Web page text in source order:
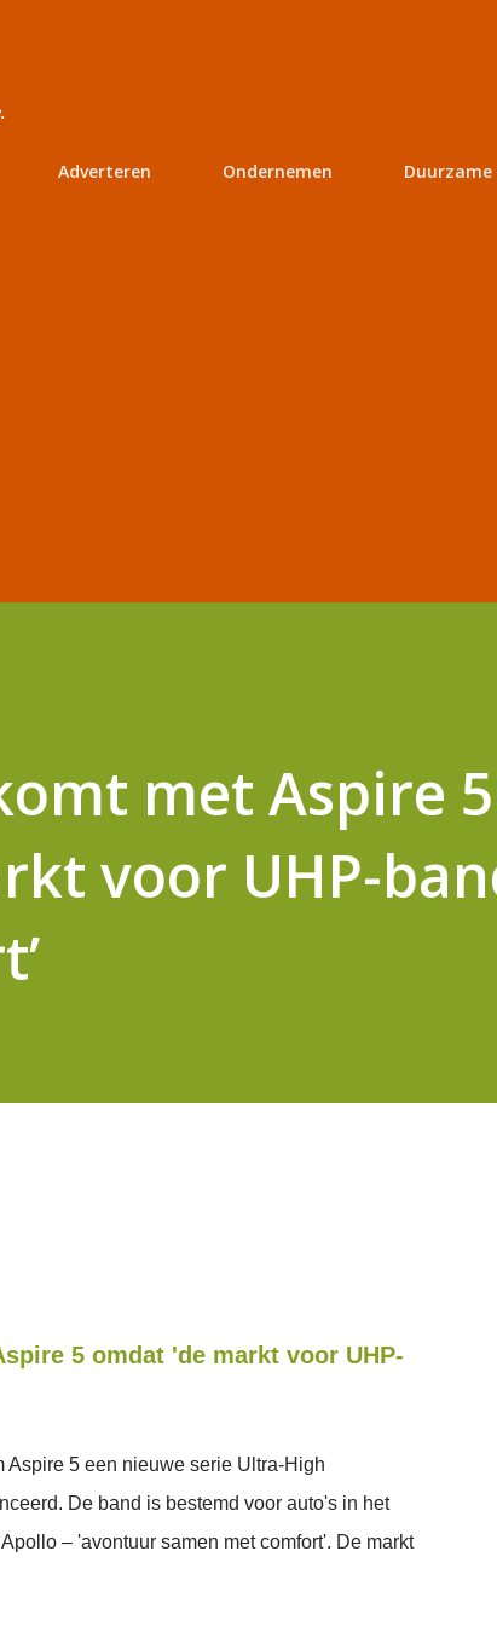
Adverteren Ondernemen Duurzame
met Aspire 5
voor UHP-
5 omdat 'de markt voor UHP-
Aspire 5 een nieuwe serie Ultra-High
De band is bestemd voor auto's in het
– 'avontuur samen met comfort'. De markt